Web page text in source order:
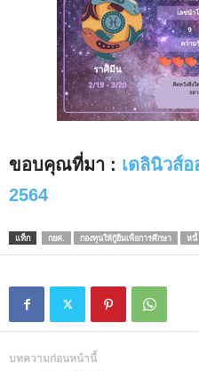
ขอบคุณที่มา : เดลินิวส์
2564
แท็ก กยศ. กองทุนให้กู้ยืมเพื่อการศึกษา หนี้
บทความก่อนหน้านี้